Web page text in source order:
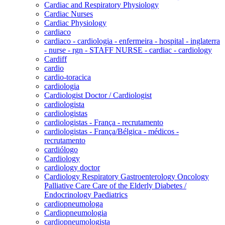
Cardiac and Respiratory Physiology
Cardiac Nurses
Cardiac Physiology
cardiaco
cardiaco - cardiologia - enfermeira - hospital - inglaterra
- nurse - rgn - STAFF NURSE - cardiac - cardiology
Cardiff
cardio
cardio-toracica
cardiologia
Cardiologist Doctor / Cardiologist
cardiologista
cardiologistas
cardiologistas - França - recrutamento
cardiologistas - França/Bélgica - médicos -
recrutamento
cardiólogo
Cardiology
cardiology doctor
Cardiology Respiratory Gastroenterology Oncology
Palliative Care Care of the Elderly Diabetes /
Endocrinology Paediatrics
cardiopneumologa
Cardiopneumologia
cardiopneumologista